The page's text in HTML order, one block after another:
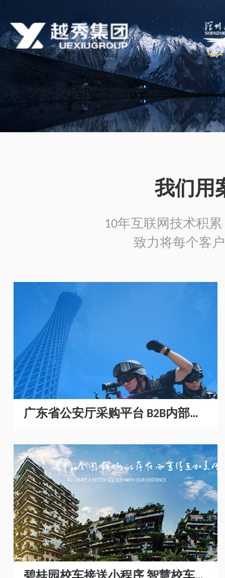
我们用
10年互联网技术积
致力将每个客
广东省公安厅采购平台 B2B内部采
购商城开发